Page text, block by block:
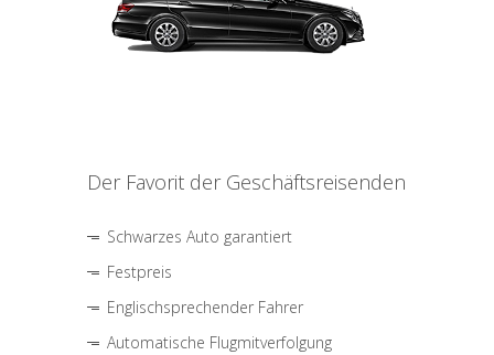
Der Favorit der Geschäftsreisenden
Schwarzes Auto garantiert
Festpreis
Englischsprechender Fahrer
Automatische Flugmitverfolgung